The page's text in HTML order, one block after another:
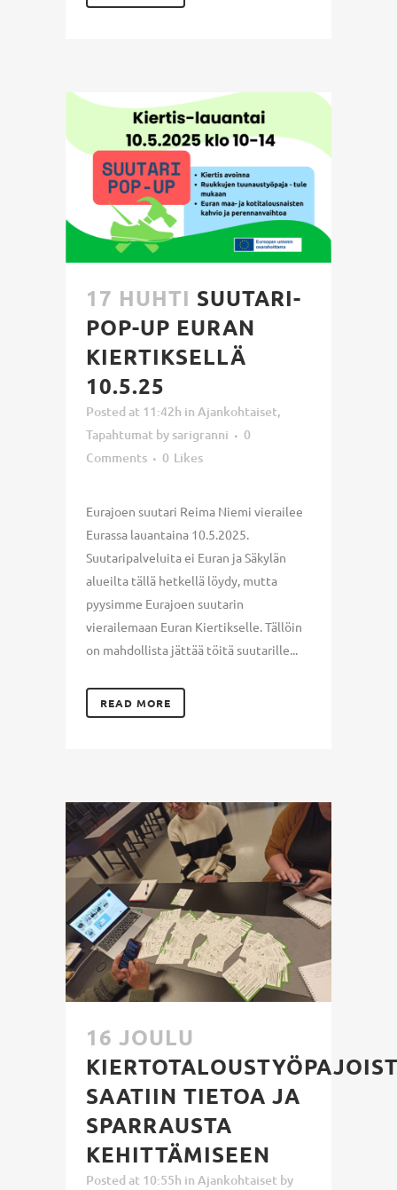
17 HUHTI SUUTARI-
POP-UP EURAN
KIERTIKSELLÄ
10.5.25
Posted at 11:42h in Ajankohtaiset,
Tapahtumat by sarigranni
0
Comments
0 Likes
Eurajoen suutari Reima Niemi vierailee
Eurassa lauantaina 10.5.2025.
Suutaripalveluita ei Euran ja Säkylän
alueilta tällä hetkellä löydy, mutta
pyysimme Eurajoen suutarin
vierailemaan Euran Kiertikselle. Tällöin
on mahdollista jättää töitä suutarille...
READ MORE
16 JOULU
SAATIIN TIETOA JA
SPARRAUSTA
KEHITTÄMISEEN
Posted at 10:55h in Ajankohtaiset by